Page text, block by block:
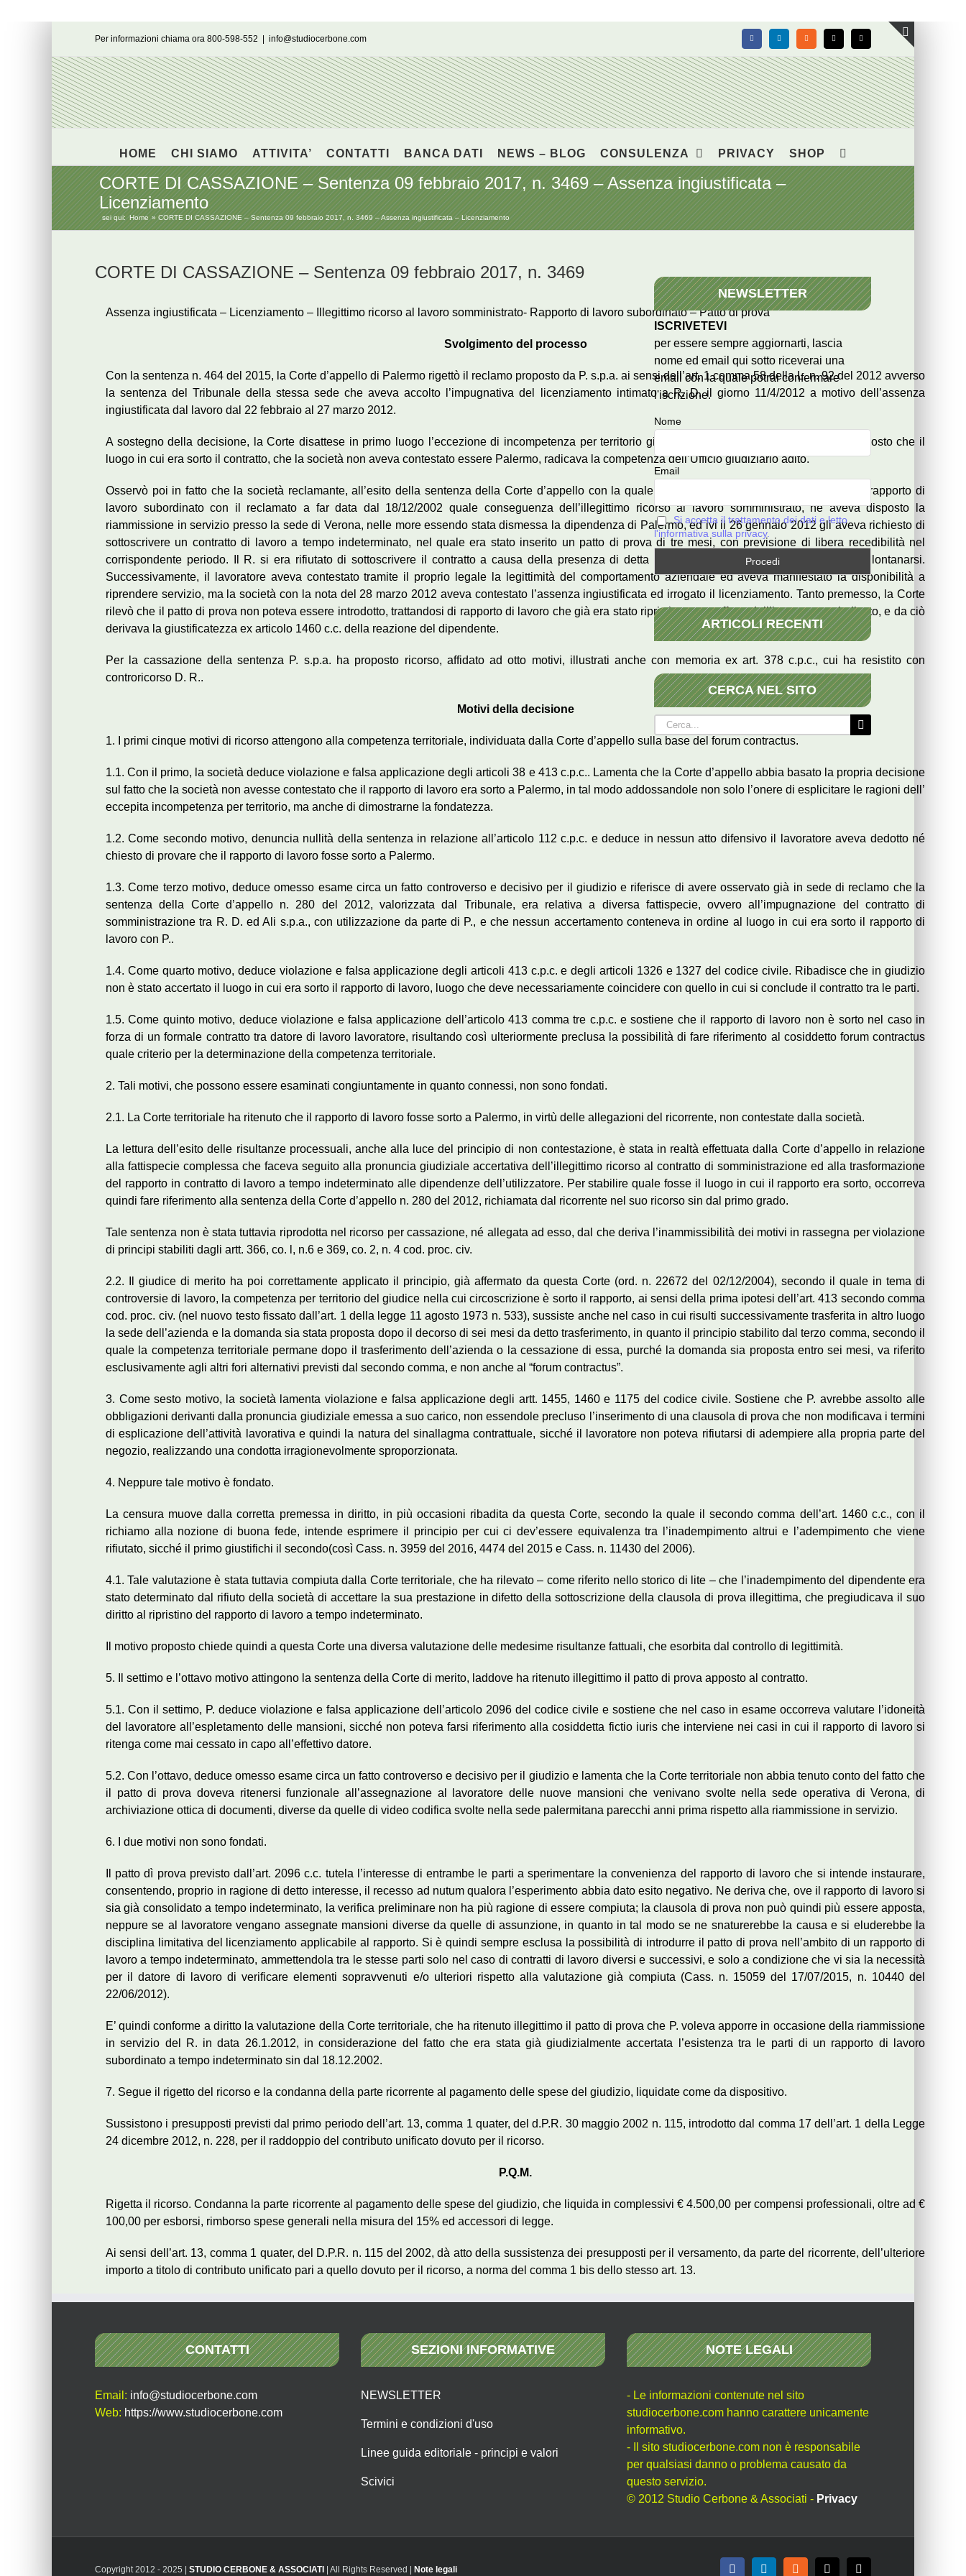
Per informazioni chiama ora 800-598-552 info@studiocerbone.com FacebookLinkedIn Rss X Email
HOME CHI SIAMO ATTIVITA’ CONTATTI BANCA DATI NEWS – BLOG CONSULENZA PRIVACY SHOP
CORTE DI CASSAZIONE – Sentenza 09 febbraio 2017, n. 3469 – Assenza ingiustificata –
Licenziamento
sei qui: Home CORTE DI CASSAZIONE – Sentenza 09 febbraio 2017, n. 3469 – Assenza ingiustificata – Licenziamento
CORTE DI CASSAZIONE – Sentenza 09 febbraio 2017, n. 3469
Assenza ingiustificata – Licenziamento – Illegittimo ricorso al lavoro somministrato- Rapporto di lavoro subordinato – Patto di prova
Svolgimento del processo
Con la sentenza n. 464 del 2015, la Corte d’appello di Palermo rigettò il reclamo proposto da P. s.p.a. ai sensi dell’art. 1 comma 58 della L. n. 92 del 2012 avverso
la sentenza del Tribunale della stessa sede che aveva accolto l’impugnativa del licenziamento intimato a R. D. il giorno 11/4/2012 a motivo dell’assenza
ingiustificata dal lavoro dal 22 febbraio al 27 marzo 2012.
A sostegno della decisione, la Corte disattese in primo luogo l’eccezione di incompetenza per territorio già fatta valere in primo grado, sul presupposto che il
luogo in cui era sorto il contratto, che la società non aveva contestato essere Palermo, radicava la competenza dell’Ufficio giudiziario adito.
Osservò poi in fatto che la società reclamante, all’esito della sentenza della Corte d’appello con la quale era stata dichiarata la sussistenza di un rapporto di
lavoro subordinato con il reclamato a far data dal 18/12/2002 quale conseguenza dell’illegittimo ricorso al lavoro somministrato, ne aveva disposto la
riammissione in servizio presso la sede di Verona, nelle more essendo stata dismessa la dipendenza di Palermo, ed ivi il 26 gennaio 2012 gli aveva richiesto di
sottoscrivere un contratto di lavoro a tempo indeterminato, nel quale era stato inserito un patto di prova di tre mesi, con previsione di libera recedibilità nel
corrispondente periodo. Il R. si era rifiutato di sottoscrivere il contratto a causa della presenza di detta clausola, e quindi era stato invitato ad allontanarsi.
Successivamente, il lavoratore aveva contestato tramite il proprio legale la legittimità del comportamento aziendale ed aveva manifestato la disponibilità a
riprendere servizio, ma la società con la nota del 28 marzo 2012 aveva contestato l’assenza ingiustificata ed irrogato il licenziamento. Tanto premesso, la Corte
rilevò che il patto di prova non poteva essere introdotto, trattandosi di rapporto di lavoro che già era stato ripristinato per effetto dell’intervenuto giudicato, e da ciò
derivava la giustificatezza ex articolo 1460 c.c. della reazione del dipendente.
Per la cassazione della sentenza P. s.p.a. ha proposto ricorso, affidato ad otto motivi, illustrati anche con memoria ex art. 378 c.p.c., cui ha resistito con
controricorso D. R..
Motivi della decisione
1. I primi cinque motivi di ricorso attengono alla competenza territoriale, individuata dalla Corte d’appello sulla base del forum contractus.
1.1. Con il primo, la società deduce violazione e falsa applicazione degli articoli 38 e 413 c.p.c.. Lamenta che la Corte d’appello abbia basato la propria decisione
sul fatto che la società non avesse contestato che il rapporto di lavoro era sorto a Palermo, in tal modo addossandole non solo l’onere di esplicitare le ragioni dell’
eccepita incompetenza per territorio, ma anche di dimostrarne la fondatezza.
1.2. Come secondo motivo, denuncia nullità della sentenza in relazione all’articolo 112 c.p.c. e deduce in nessun atto difensivo il lavoratore aveva dedotto né
chiesto di provare che il rapporto di lavoro fosse sorto a Palermo.
1.3. Come terzo motivo, deduce omesso esame circa un fatto controverso e decisivo per il giudizio e riferisce di avere osservato già in sede di reclamo che la
sentenza della Corte d’appello n. 280 del 2012, valorizzata dal Tribunale, era relativa a diversa fattispecie, ovvero all’impugnazione del contratto di
somministrazione tra R. D. ed Ali s.p.a., con utilizzazione da parte di P., e che nessun accertamento conteneva in ordine al luogo in cui era sorto il rapporto di
lavoro con P..
1.4. Come quarto motivo, deduce violazione e falsa applicazione degli articoli 413 c.p.c. e degli articoli 1326 e 1327 del codice civile. Ribadisce che in giudizio
non è stato accertato il luogo in cui era sorto il rapporto di lavoro, luogo che deve necessariamente coincidere con quello in cui si conclude il contratto tra le parti.
1.5. Come quinto motivo, deduce violazione e falsa applicazione dell’articolo 413 comma tre c.p.c. e sostiene che il rapporto di lavoro non è sorto nel caso in
forza di un formale contratto tra datore di lavoro lavoratore, risultando così ulteriormente preclusa la possibilità di fare riferimento al cosiddetto forum contractus
quale criterio per la determinazione della competenza territoriale.
2. Tali motivi, che possono essere esaminati congiuntamente in quanto connessi, non sono fondati.
2.1. La Corte territoriale ha ritenuto che il rapporto di lavoro fosse sorto a Palermo, in virtù delle allegazioni del ricorrente, non contestate dalla società.
La lettura dell’esito delle risultanze processuali, anche alla luce del principio di non contestazione, è stata in realtà effettuata dalla Corte d’appello in relazione
alla fattispecie complessa che faceva seguito alla pronuncia giudiziale accertativa dell’illegittimo ricorso al contratto di somministrazione ed alla trasformazione
del rapporto in contratto di lavoro a tempo indeterminato alle dipendenze dell’utilizzatore. Per stabilire quale fosse il luogo in cui il rapporto era sorto, occorreva
quindi fare riferimento alla sentenza della Corte d’appello n. 280 del 2012, richiamata dal ricorrente nel suo ricorso sin dal primo grado.
Tale sentenza non è stata tuttavia riprodotta nel ricorso per cassazione, né allegata ad esso, dal che deriva l’inammissibilità dei motivi in rassegna per violazione
di principi stabiliti dagli artt. 366, co. l, n.6 e 369, co. 2, n. 4 cod. proc. civ.
2.2. Il giudice di merito ha poi correttamente applicato il principio, già affermato da questa Corte (ord. n. 22672 del 02/12/2004), secondo il quale in tema di
controversie di lavoro, la competenza per territorio del giudice nella cui circoscrizione è sorto il rapporto, ai sensi della prima ipotesi dell’art. 413 secondo comma
cod. proc. civ. (nel nuovo testo fissato dall’art. 1 della legge 11 agosto 1973 n. 533), sussiste anche nel caso in cui risulti successivamente trasferita in altro luogo
la sede dell’azienda e la domanda sia stata proposta dopo il decorso di sei mesi da detto trasferimento, in quanto il principio stabilito dal terzo comma, secondo il
quale la competenza territoriale permane dopo il trasferimento dell’azienda o la cessazione di essa, purché la domanda sia proposta entro sei mesi, va riferito
esclusivamente agli altri fori alternativi previsti dal secondo comma, e non anche al “forum contractus”.
3. Come sesto motivo, la società lamenta violazione e falsa applicazione degli artt. 1455, 1460 e 1175 del codice civile. Sostiene che P. avrebbe assolto alle
obbligazioni derivanti dalla pronuncia giudiziale emessa a suo carico, non essendole precluso l’inserimento di una clausola di prova che non modificava i termini
di esplicazione dell’attività lavorativa e quindi la natura del sinallagma contrattuale, sicché il lavoratore non poteva rifiutarsi di adempiere alla propria parte del
negozio, realizzando una condotta irragionevolmente sproporzionata.
4. Neppure tale motivo è fondato.
La censura muove dalla corretta premessa in diritto, in più occasioni ribadita da questa Corte, secondo la quale il secondo comma dell’art. 1460 c.c., con il
richiamo alla nozione di buona fede, intende esprimere il principio per cui ci dev’essere equivalenza tra l’inadempimento altrui e l’adempimento che viene
rifiutato, sicché il primo giustifichi il secondo(così Cass. n. 3959 del 2016, 4474 del 2015 e Cass. n. 11430 del 2006).
4.1. Tale valutazione è stata tuttavia compiuta dalla Corte territoriale, che ha rilevato – come riferito nello storico di lite – che l’inadempimento del dipendente era
stato determinato dal rifiuto della società di accettare la sua prestazione in difetto della sottoscrizione della clausola di prova illegittima, che pregiudicava il suo
diritto al ripristino del rapporto di lavoro a tempo indeterminato.
Il motivo proposto chiede quindi a questa Corte una diversa valutazione delle medesime risultanze fattuali, che esorbita dal controllo di legittimità.
5. Il settimo e l’ottavo motivo attingono la sentenza della Corte di merito, laddove ha ritenuto illegittimo il patto di prova apposto al contratto.
5.1. Con il settimo, P. deduce violazione e falsa applicazione dell’articolo 2096 del codice civile e sostiene che nel caso in esame occorreva valutare l’idoneità
del lavoratore all’espletamento delle mansioni, sicché non poteva farsi riferimento alla cosiddetta fictio iuris che interviene nei casi in cui il rapporto di lavoro si
ritenga come mai cessato in capo all’effettivo datore.
5.2. Con l’ottavo, deduce omesso esame circa un fatto controverso e decisivo per il giudizio e lamenta che la Corte territoriale non abbia tenuto conto del fatto che
il patto di prova doveva ritenersi funzionale all’assegnazione al lavoratore delle nuove mansioni che venivano svolte nella sede operativa di Verona, di
archiviazione ottica di documenti, diverse da quelle di video codifica svolte nella sede palermitana parecchi anni prima rispetto alla riammissione in servizio.
6. I due motivi non sono fondati.
Il patto dì prova previsto dall’art. 2096 c.c. tutela l’interesse di entrambe le parti a sperimentare la convenienza del rapporto di lavoro che si intende instaurare,
consentendo, proprio in ragione di detto interesse, il recesso ad nutum qualora l’esperimento abbia dato esito negativo. Ne deriva che, ove il rapporto di lavoro si
sia già consolidato a tempo indeterminato, la verifica preliminare non ha più ragione di essere compiuta; la clausola di prova non può quindi più essere apposta,
neppure se al lavoratore vengano assegnate mansioni diverse da quelle di assunzione, in quanto in tal modo se ne snaturerebbe la causa e si eluderebbe la
disciplina limitativa del licenziamento applicabile al rapporto. Si è quindi sempre esclusa la possibilità di introdurre il patto di prova nell’ambito di un rapporto di
lavoro a tempo indeterminato, ammettendola tra le stesse parti solo nel caso di contratti di lavoro diversi e successivi, e solo a condizione che vi sia la necessità
per il datore di lavoro di verificare elementi sopravvenuti e/o ulteriori rispetto alla valutazione già compiuta (Cass. n. 15059 del 17/07/2015, n. 10440 del
22/06/2012).
E’ quindi conforme a diritto la valutazione della Corte territoriale, che ha ritenuto illegittimo il patto di prova che P. voleva apporre in occasione della riammissione
in servizio del R. in data 26.1.2012, in considerazione del fatto che era stata già giudizialmente accertata l’esistenza tra le parti di un rapporto di lavoro
subordinato a tempo indeterminato sin dal 18.12.2002.
7. Segue il rigetto del ricorso e la condanna della parte ricorrente al pagamento delle spese del giudizio, liquidate come da dispositivo.
Sussistono i presupposti previsti dal primo periodo dell’art. 13, comma 1 quater, del d.P.R. 30 maggio 2002 n. 115, introdotto dal comma 17 dell’art. 1 della Legge
24 dicembre 2012, n. 228, per il raddoppio del contributo unificato dovuto per il ricorso.
P.Q.M.
Rigetta il ricorso. Condanna la parte ricorrente al pagamento delle spese del giudizio, che liquida in complessivi € 4.500,00 per compensi professionali, oltre ad €
100,00 per esborsi, rimborso spese generali nella misura del 15% ed accessori di legge.
Ai sensi dell’art. 13, comma 1 quater, del D.P.R. n. 115 del 2002, dà atto della sussistenza dei presupposti per il versamento, da parte del ricorrente, dell’ulteriore
importo a titolo di contributo unificato pari a quello dovuto per il ricorso, a norma del comma 1 bis dello stesso art. 13.
NEWSLETTER
ISCRIVETEVI
per essere sempre aggiornarti, lascia
nome ed email qui sotto riceverai una
email con la quale potrai confermare
l'iscrizione.
Nome
Email
Si accetta il trattamento dei dati e letto
l'informativa sulla privacy.
ARTICOLI RECENTI
CERCA NEL SITO
Cerca
per:
CONTATTI
Email: info@studiocerbone.com
Web: https://www.studiocerbone.com
SEZIONI INFORMATIVE
NEWSLETTER
Termini e condizioni d'uso
Linee guida editoriale - principi e valori
Scivici
NOTE LEGALI
- Le informazioni contenute nel sito
studiocerbone.com hanno carattere unicamente
informativo.
- Il sito studiocerbone.com non è responsabile
per qualsiasi danno o problema causato da
questo servizio.
© 2012 Studio Cerbone & Associati - Privacy
Copyright 2012 - 2025 | STUDIO CERBONE & ASSOCIATI | All Rights Reserved | Note legali
Toggle
area
barra
scorrevole